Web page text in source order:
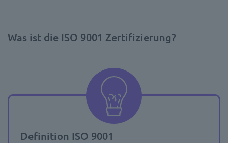
Was ist die ISO 9001 Zertifizierung?
Definition ISO 9001